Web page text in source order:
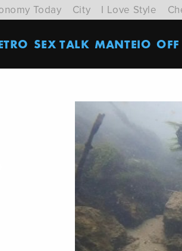
Today City I Love Style
SEX TALK ΜΑΝΤΕΙΟ OFF